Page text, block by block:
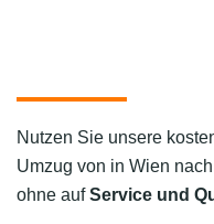
Nutzen Sie unsere
Umzug von in Wien
ohne aufService und